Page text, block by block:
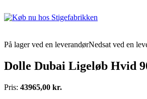
På lager ved en leverandørNedsat ved en
Dolle Dubai Ligeløb Hvid
Pris: 43965,00 kr.